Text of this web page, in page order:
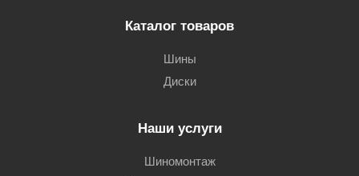
Каталог товаров
Шины
Диски
Наши услуги
Шиномонтаж